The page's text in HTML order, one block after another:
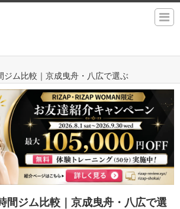
ジム比較｜京成曳舟・八広で選ぶ
間ジム比較｜京成曳舟・八広で選